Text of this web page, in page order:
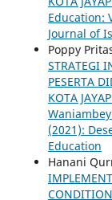
Education:
Journal of
Poppy
STRATEGI
PESERTA
KOTA
(2021):
Education
Hanani